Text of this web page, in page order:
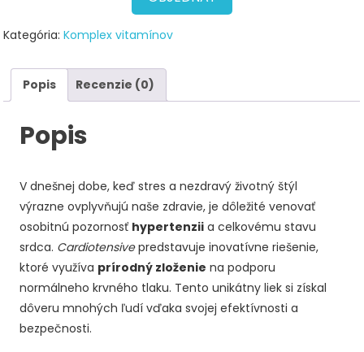
Kategória:Komplex vitamínov
Popis Recenzie (0)
Popis
V dnešnej dobe, keď stres a nezdravý životný štýl
výrazne ovplyvňujú naše zdravie, je dôležité venovať
osobitnú pozornosť hypertenzii a celkovému stavu
srdca. Cardiotensivepredstavuje inovatívne riešenie,
ktoré využíva prírodný zloženie na podporu
normálneho krvného tlaku. Tento unikátny liek si získal
dôveru mnohých ľudí vďaka svojej efektívnosti a
bezpečnosti.